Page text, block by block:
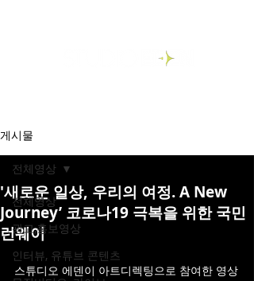
게시물
전체영상
광고,홍보영상
인터뷰, 유튜브 콘텐츠
전체영상
'새로운 일상, 우리의 여정. A New
Journey’ 코로나19 극복을 위한 국민
런웨이
스튜디오 에덴이 아트디렉팅으로 참여한 영상